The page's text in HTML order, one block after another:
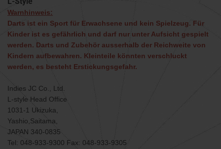
Warnhinweis:
Darts ist ein Sport für Erwachsene und kein Spielzeug. Für
Kinder ist es gefährlich und darf nur unter Aufsicht gespielt
werden. Darts und Zubehör ausserhalb der Reichweite von
Kindern aufbewahren. Kleinteile könnten verschluckt
werden, es besteht Erstickungsgefahr.
Indies JC Co., Ltd.
L-style Head Office
1031-1 Ukizuka,
Yashio,Saitama,
JAPAN 340-0835
Tel: 048-933-9300 Fax: 048-933-9305